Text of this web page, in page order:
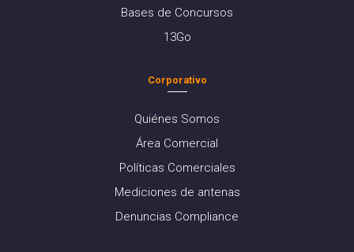
Bases de Concursos
13Go
Corporativo
Quiénes Somos
Área Comercial
Políticas Comerciales
Mediciones de antenas
Denuncias Compliance